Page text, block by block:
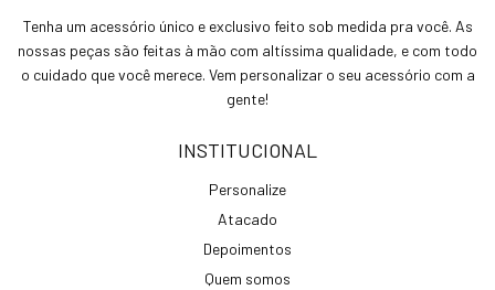
Tenha um acessório único e exclusivo feito sob medida pra você. As
nossas peças são feitas à mão com altíssima qualidade, e com todo
o cuidado que você merece. Vem personalizar o seu acessório com a
gente!
INSTITUCIONAL
Personalize
Atacado
Depoimentos
Quem somos